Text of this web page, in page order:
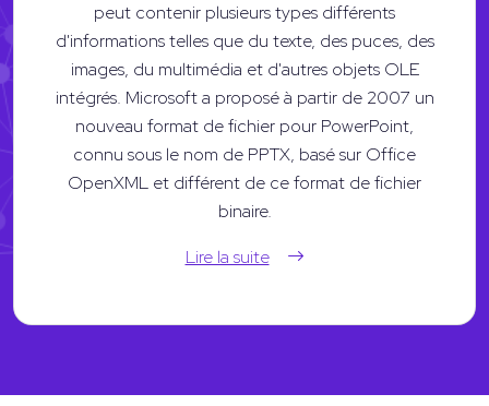
peut contenir plusieurs types différents
d'informations telles que du texte, des puces, des
images, du multimédia et d'autres objets OLE
intégrés. Microsoft a proposé à partir de 2007 un
nouveau format de fichier pour PowerPoint,
connu sous le nom de PPTX, basé sur Office
OpenXML et différent de ce format de fichier
binaire.
Lire la suite